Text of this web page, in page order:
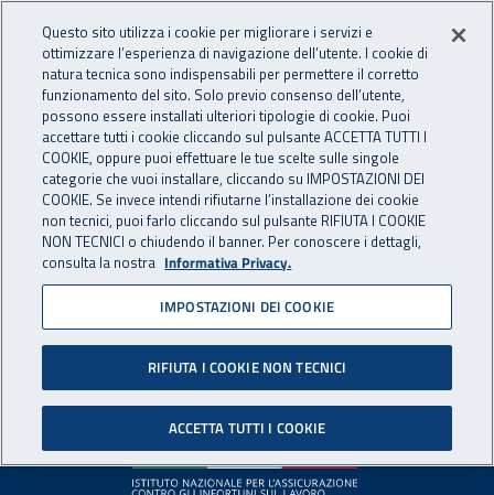
INAIL - Istituto Nazionale
Apri cerca
Navigazione principale
Pagina non disponibile
Il contenuto non è stato trovato. Per continuare la
navigazione è possibile ritornare alla
Footer
Questo sito utilizza i cookie per migliorare i servizi e
ottimizzare l’esperienza di navigazione dell’utente. I cookie di
natura tecnica sono indispensabili per permettere il corretto
funzionamento del sito. Solo previo consenso dell’utente,
possono essere installati ulteriori tipologie di cookie. Puoi
accettare tutti i cookie cliccando sul pulsante ACCETTA TUTTI I
COOKIE, oppure puoi effettuare le tue scelte sulle singole
categorie che vuoi installare, cliccando su IMPOSTAZIONI DEI
COOKIE. Se invece intendi rifiutarne l’installazione dei cookie
non tecnici, puoi farlo cliccando sul pulsante RIFIUTA I COOKIE
NON TECNICI o chiudendo il banner. Per conoscere i dettagli,
consulta la nostra Informativa Privacy.
IMPOSTAZIONI DEI COOKIE
RIFIUTA I COOKIE NON TECNICI
ACCETTA TUTTI I COOKIE